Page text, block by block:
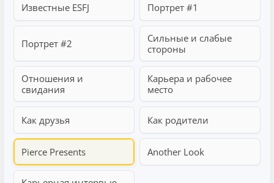
Известные ESFJ Портрет #1
Портрет #2
Сильные и слабые
стороны
Отношения и
свидания
Карьера и рабочее
место
Как друзья Как родители
Pierce Presents Another Look